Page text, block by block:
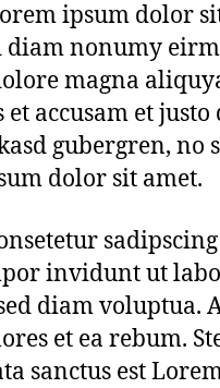
ipsum dolor
diam nonumy
magna
accusam et justo
gubergren, no
dolor sit amet.
invidunt ut
diam voluptua.
et ea rebum.
sanctus est